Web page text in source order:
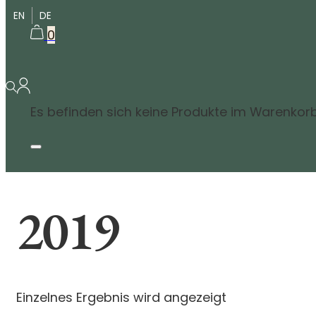
EN DE
0
Es befinden sich keine Produkte im
2019
Einzelnes Ergebnis wird angezeigt